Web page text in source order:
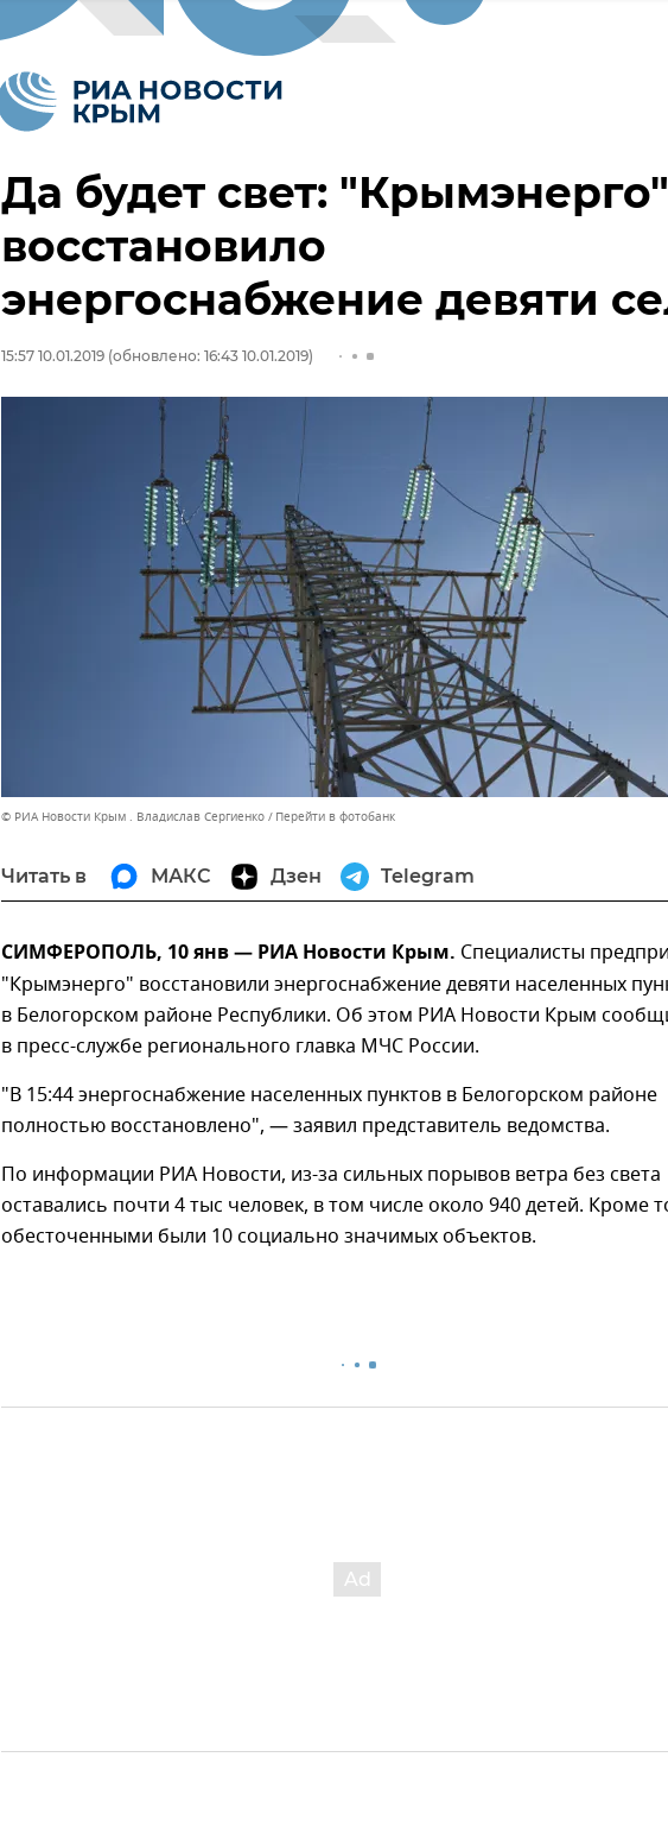
Да будет свет: "Крымэнерго"
восстановило
энергоснабжение девяти
15:57 10.01.2019 (обновлено: 16:43 10.01.2019)
© РИА Новости Крым . Владислав Сергиенко Перейти в фотобанк
Читать в МАКС Дзен Telegram
СИМФЕРОПОЛЬ, 10 янв — РИА Новости Крым. Специалисты
"Крымэнерго" восстановили энергоснабжение девяти населенных
в Белогорском районе Республики. Об этом РИА Новости Крым
в пресс-службе регионального главка МЧС России.
"В 15:44 энергоснабжение населенных пунктов в Белогорском районе
полностью восстановлено", — заявил представитель ведомства.
По информации РИА Новости, из-за сильных порывов ветра без света
оставались почти 4 тыс человек, в том числе около 940 детей. Кроме
обесточенными были 10 социально значимых объектов.